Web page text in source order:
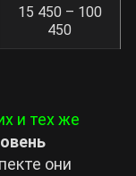
15 450 – 100
450
и тех же
они